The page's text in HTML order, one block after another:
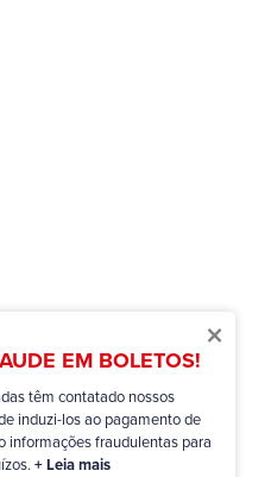
×
EM BOLETOS!
têm contatado nossos
induzi-los ao pagamento de
informações fraudulentas para
+ Leia mais